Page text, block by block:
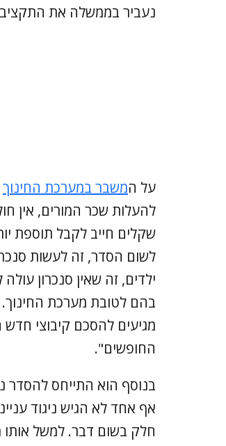
נעביר בממשלה את
על המשבר במערכת החינוך
לשום הסדר, זה לעשות
בהם לטובת מערכת
מגיעים להסכם קיבוצי חדש
החופשים".
בנוסף הוא התייחס להסדר
אף אחד לא הגיש ניגוד
חלק בשום דבר. למשל אותו